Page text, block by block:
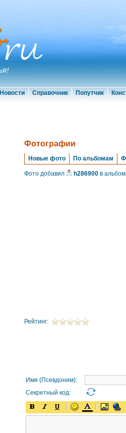
Новости Справочник Попутчик
Фотографии
Новые фото По альбомам
Фото добавил h286900 в
Рейтинг:
Имя (Псевдоним):
Секретный код: